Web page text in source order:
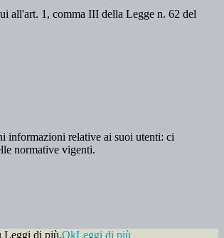
all'art. 1, comma III della Legge n. 62 del
informazioni relative ai suoi utenti: ci
normative vigenti.
Leggi di più.OkLeggi di più